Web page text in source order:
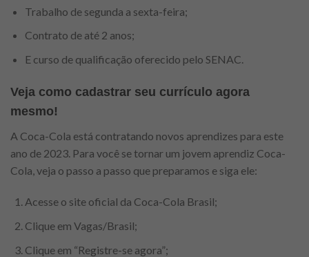
Trabalho de segunda a sexta-feira;
Contrato de até 2 anos;
E curso de qualificação oferecido pelo SENAC.
Veja como cadastrar seu currículo agora
mesmo!
A Coca-Cola está contratando novos aprendizes para este
ano de 2023. Para você se tornar um jovem aprendiz Coca-
Cola, veja o passo a passo que preparamos e siga ele:
Acesse o site oficial da Coca-Cola Brasil;
Clique em Vagas/Brasil;
Clique em “Registre-se agora”;